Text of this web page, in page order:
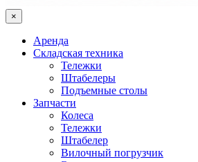
×
Аренда
Складская техника
Тележки
Штабелеры
Подъемные столы
Запчасти
Колеса
Тележки
Штабелер
Вилочный погрузчик